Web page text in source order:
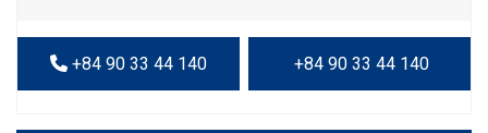
+84 90 33 44 140 +84 90 33 44 140